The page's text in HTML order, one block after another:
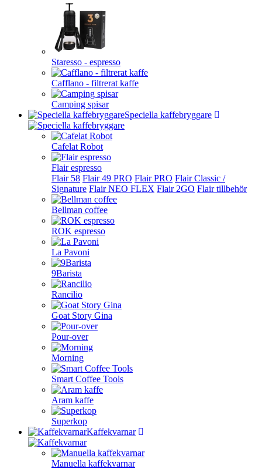
Staresso - espresso
Cafflano - filtrerat kaffe
Camping spisar
Speciella kaffebryggare
Cafelat Robot
Flair espresso
Flair 58 Flair 49 PRO Flair PRO Flair Classic /
Signature Flair NEO FLEX Flair 2GO Flair tillbehör
Bellman coffee
ROK espresso
La Pavoni
9Barista
Rancilio
Goat Story Gina
Pour-over
Morning
Smart Coffee Tools
Aram kaffe
Superkop
Kaffekvarnar
Manuella kaffekvarnar